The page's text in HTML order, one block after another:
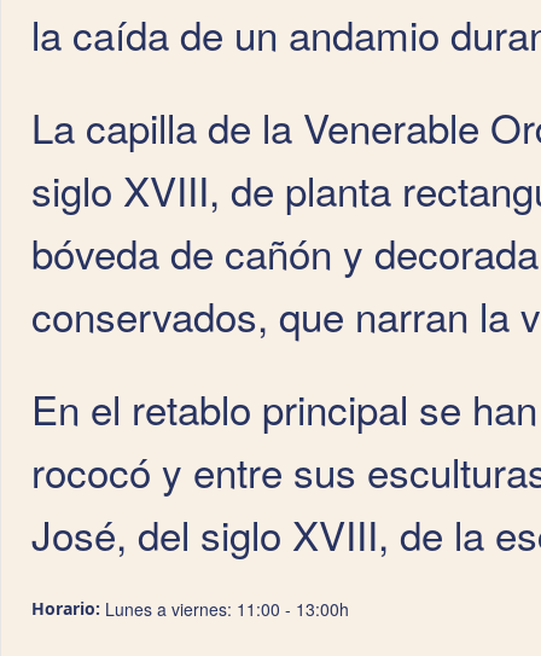
la caída de un andamio
La capilla de la Venerable
siglo XVIII, de planta
bóveda de cañón y
conservados, que narran la
En el retablo principal se
rococó y entre sus
José, del siglo XVIII, de la
Horario: Lunes a viernes: 11:00 - 13:00h